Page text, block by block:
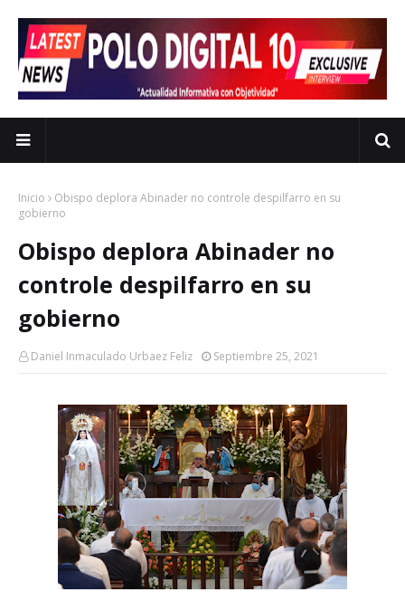
Inicio
Obispo deplora Abinader no controle despilfarro en su
gobierno
Obispo deplora Abinader no
controle despilfarro en su
gobierno
Daniel Inmaculado Urbaez Feliz Septiembre 25, 2021